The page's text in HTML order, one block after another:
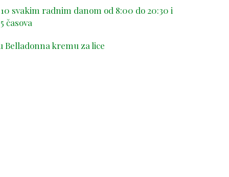
svakim radnim danom od 8:00 do 20:30 i
časova
Belladonna kremu za lice